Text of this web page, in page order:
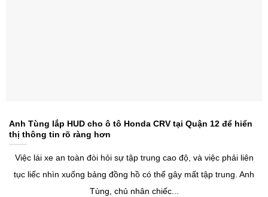
Anh Tùng lắp HUD cho ô tô Honda CRV tại Quận 12 để hiển
thị thông tin rõ ràng hơn
Việc lái xe an toàn đòi hỏi sự tập trung cao độ, và việc phải liên
tục liếc nhìn xuống bảng đồng hồ có thể gây mất tập trung. Anh
Tùng, chủ nhân chiếc...